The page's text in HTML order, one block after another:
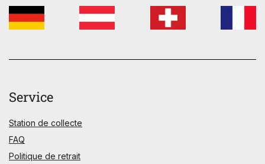
Service
Station de collecte
FAQ
Politique de retrait